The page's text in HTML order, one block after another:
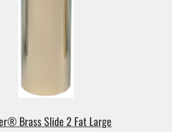
Brass Slide 2 Fat Large